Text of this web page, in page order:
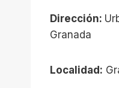
Dirección:
Granada
Localidad: